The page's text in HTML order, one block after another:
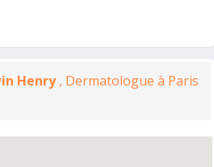
Henry, Dermatologue à Paris